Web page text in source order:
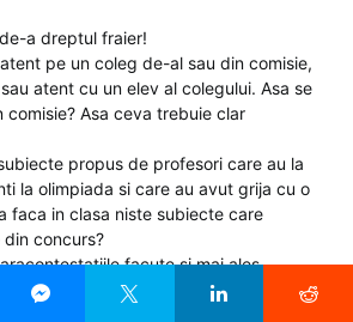
a dreptul fraier!
pe un coleg de-al sau din comisie,
atent cu un elev al colegului. Asa se
comisie? Asa ceva trebuie clar
propus de profesori care au la
la olimpiada si care au avut grija cu o
faca in clasa niste subiecte care
din concurs?
facute si mai ales
hotii”